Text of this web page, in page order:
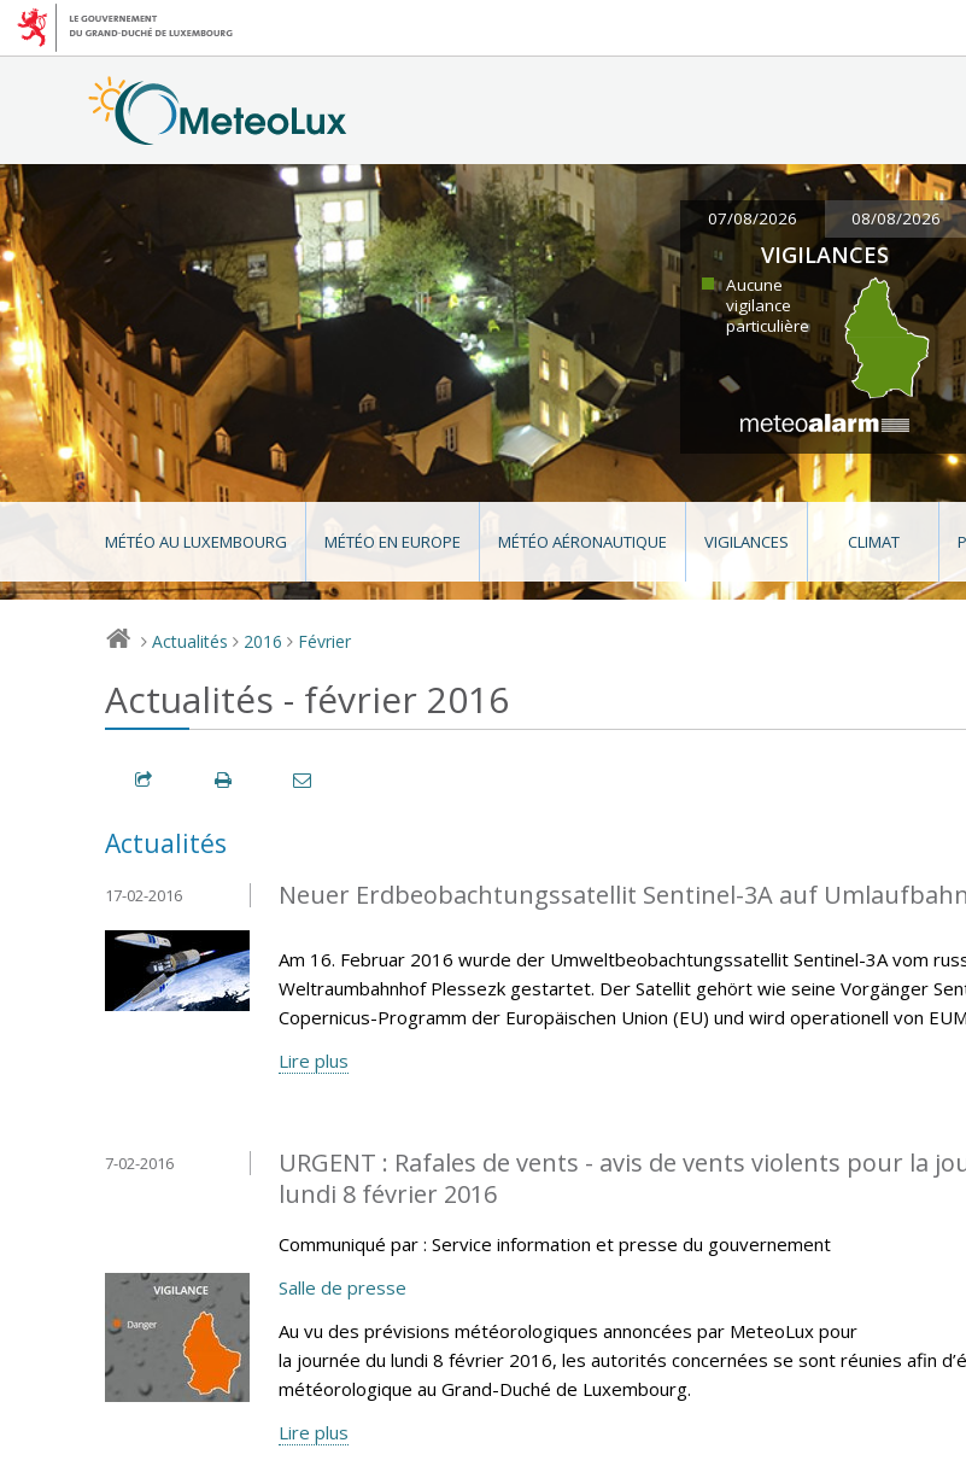
07/08/2026 08/08/2026
VIGILANCES
Aucune
vigilance
particulière
MÉTÉO AU LUXEMBOURG MÉTÉO EN EUROPE MÉTÉO AÉRONAUTIQUE VIGILANCES CLIMAT
> Actualités > 2016 > Février
Actualités - février 2016
Actualités
Neuer Erdbeobachtungssatellit Sentinel-3A auf Umlaufbahn
17-02-2016
Am 16. Februar 2016 wurde der Umweltbeobachtungssatellit Sentinel-3A vom
Weltraumbahnhof Plessezk gestartet. Der Satellit gehört wie seine Vorgänger
Copernicus-Programm der Europäischen Union (EU) und wird operationell von
Lire plus
URGENT : Rafales de vents - avis de vents violents pour la
lundi 8 février 2016
Communiqué par : Service information et presse du gouvernement
7-02-2016
Salle de presse
Au vu des prévisions météorologiques annoncées par MeteoLux pour
la journée du lundi 8 février 2016, les autorités concernées se sont réunies afin
météorologique au Grand-Duché de Luxembourg.
Lire plus